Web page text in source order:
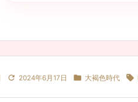
 2024年6月17日  大褐色時代 